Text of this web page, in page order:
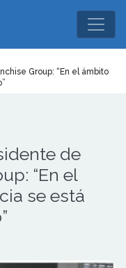
Group: “En el ámbito
de
“En el
se está